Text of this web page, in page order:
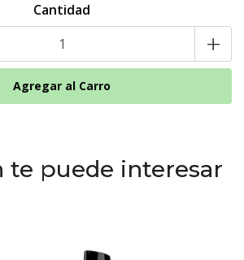
Cantidad
+
te puede interesar